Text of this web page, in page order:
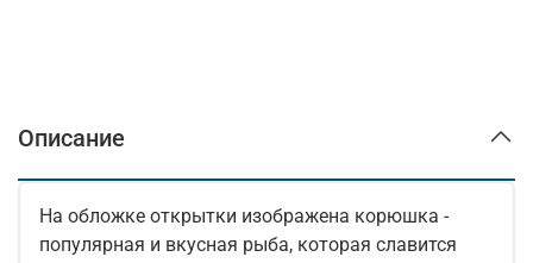
Описание
На обложке открытки изображена корюшка -
популярная и вкусная рыба, которая славится